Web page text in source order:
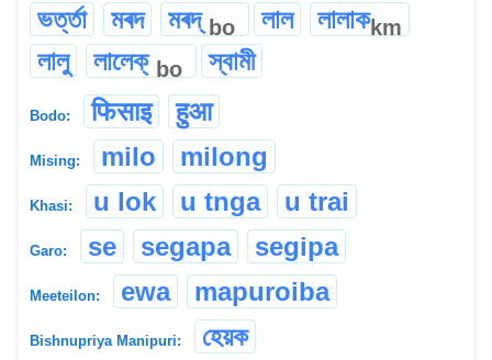
ভৰ্ত্তা
মৰদ মৰদ্ bo লাল লালাকkm
লালু লালেক্ bo স্বামী
Bodo: फिसाइ हुआ
Mising: milo milong
Khasi: u lok u tnga u trai
Garo: se segapa segipa
Meeteilon: ewa mapuroiba
Bishnupriya Manipuri: হেয়ক